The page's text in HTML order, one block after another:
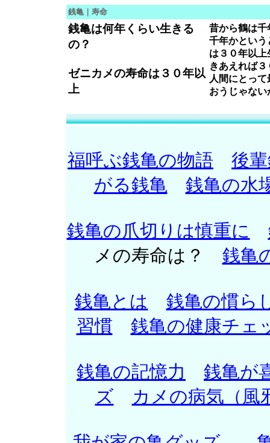
銭亀｜寿命
銭亀は何年くらい生きる
の？
ゼニカメの寿命は３０年以
上
昔から鶴は千
千年かという
は３０年以
きあえれば
人間にとっ
おうじゃない
福呼ぶ銭亀の物語
後
がる銭亀
銭亀の水
銭亀の爪切りは慎重に
メの寿命は？ 銭亀
銭亀とは
銭亀の慣ら
習慣
銭亀の健康チェ
銭亀の記憶力
銭亀が
ズ
カメの病気（風